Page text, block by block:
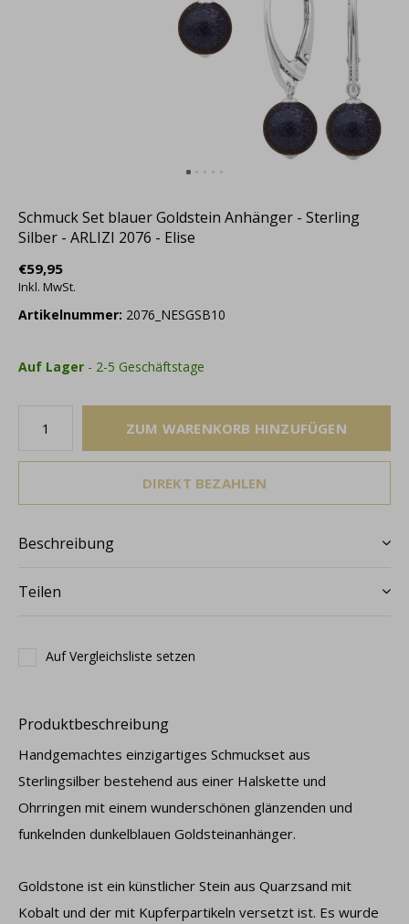
Schmuck Set blauer Goldstein Anhänger - Sterling
Silber - ARLIZI 2076 - Elise
€59,95
Inkl. MwSt.
Artikelnummer: 2076_NESGSB10
Auf Lager - 2-5 Geschäftstage
ZUM WARENKORB HINZUFÜGEN
DIREKT BEZAHLEN
Beschreibung
Teilen
Auf Vergleichsliste setzen
Produktbeschreibung
Handgemachtes einzigartiges Schmuckset aus
Sterlingsilber bestehend aus einer Halskette und
Ohrringen mit einem wunderschönen glänzenden und
funkelnden dunkelblauen Goldsteinanhänger.
Goldstone ist ein künstlicher Stein aus Quarzsand mit
Kobalt und der mit Kupferpartikeln versetzt ist. Es wurde